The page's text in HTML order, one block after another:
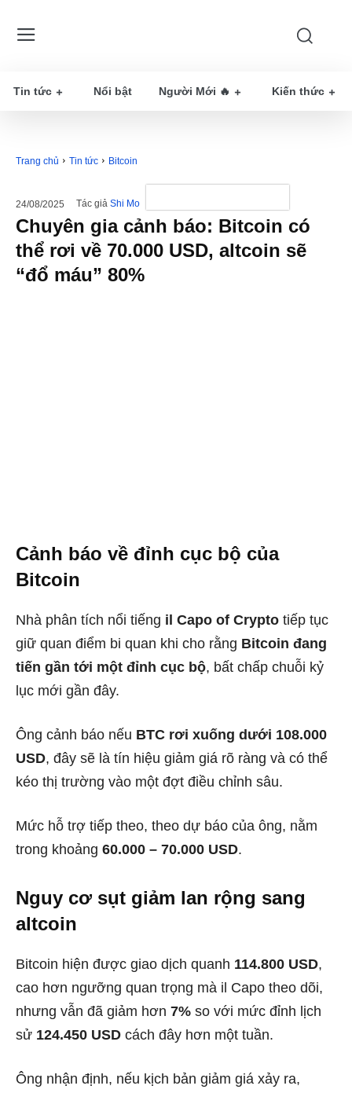
Tin tức Nổi bật Người Mới 🔥 Kiến thức
Trang chủ Tin tức Bitcoin
24/08/2025 Tác giả Shi Mo
Chuyên gia cảnh báo: Bitcoin có
thể rơi về 70.000 USD, altcoin sẽ
“đổ máu” 80%
Cảnh báo về đỉnh cục bộ của
Bitcoin
Nhà phân tích nổi tiếng il Capo of Crypto tiếp tục
giữ quan điểm bi quan khi cho rằng Bitcoin đang
tiến gần tới một đỉnh cục bộ, bất chấp chuỗi kỷ
lục mới gần đây.
Ông cảnh báo nếu BTC rơi xuống dưới 108.000
USD, đây sẽ là tín hiệu giảm giá rõ ràng và có thể
kéo thị trường vào một đợt điều chỉnh sâu.
Mức hỗ trợ tiếp theo, theo dự báo của ông, nằm
trong khoảng 60.000 – 70.000 USD.
Nguy cơ sụt giảm lan rộng sang
altcoin
Bitcoin hiện được giao dịch quanh 114.800 USD,
cao hơn ngưỡng quan trọng mà il Capo theo dõi,
nhưng vẫn đã giảm hơn 7% so với mức đỉnh lịch
sử 124.450 USD cách đây hơn một tuần.
Ông nhận định, nếu kịch bản giảm giá xảy ra,